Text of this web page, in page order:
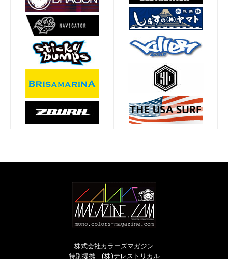
株式会社カラーズマガジン
特別提携 (株)テレストリカル